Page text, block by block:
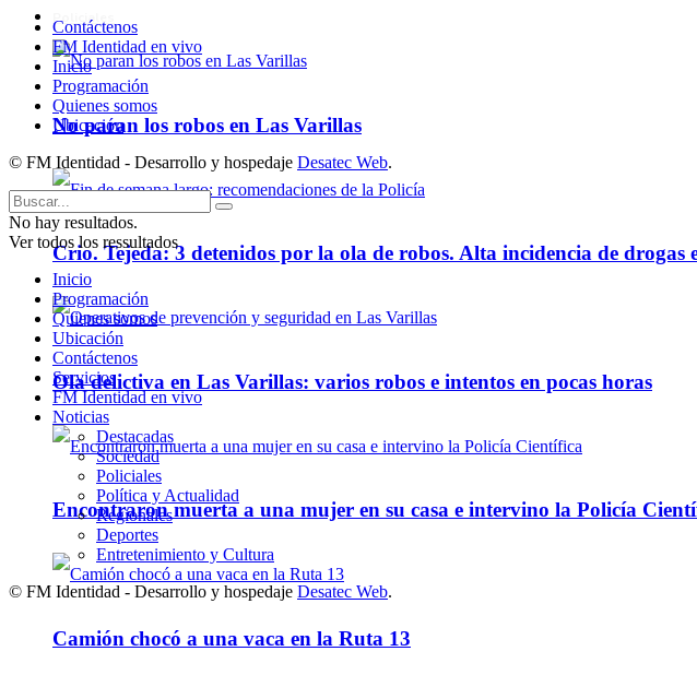
Policiales
No paran los robos en Las Varillas
Crio. Tejeda: 3 detenidos por la ola de robos. Alta incidencia de drogas
Ola delictiva en Las Varillas: varios robos e intentos en pocas horas
Encontraron muerta a una mujer en su casa e intervino la Policía
Camión chocó a una vaca en la Ruta 13
Contáctenos
FM Identidad en vivo
Inicio
Programación
Quienes somos
Ubicación
© FM Identidad - Desarrollo y hospedaje Desatec Web.
No hay resultados.
Ver todos los ressultados
Inicio
Programación
Quienes somos
Ubicación
Contáctenos
Servicios
FM Identidad en vivo
Noticias
Destacadas
Sociedad
Policiales
Política y Actualidad
Regionales
Deportes
Entretenimiento y Cultura
© FM Identidad - Desarrollo y hospedaje Desatec Web.